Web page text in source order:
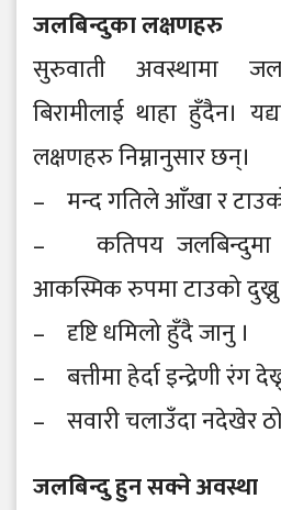
जलबिन्दुका लक्षणहरु
सुरुवाती अवस्थामा
बिरामीलाई थाहा हुँदैन।
लक्षणहरु निम्नानुसार छन्।
– मन्द गतिले आँखा र
– कतिपय जलबिन्दुमा
आकस्मिक रुपमा टाउको दुख्नु
– दृष्टि धमिलो हुँदै जानु ।
– बत्तीमा हेर्दा इन्द्रेणी रंग
– सवारी चलाउँदा नदेखेर
जलबिन्दु हुन सक्ने अवस्था